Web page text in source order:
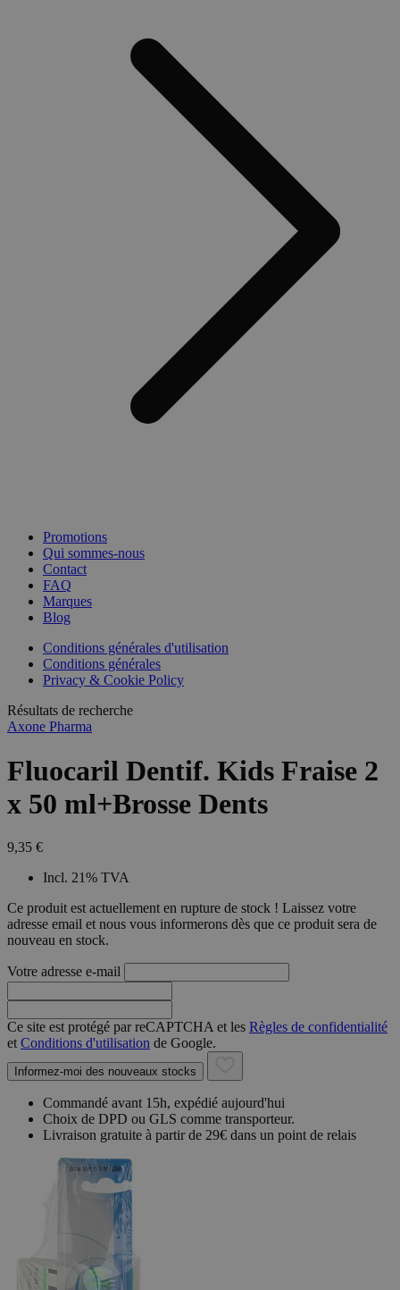
Promotions
Qui sommes-nous
Contact
FAQ
Marques
Blog
Conditions générales d'utilisation
Conditions générales
Privacy & Cookie Policy
Résultats de recherche
Axone Pharma
Fluocaril Dentif. Kids Fraise 2
x 50 ml+Brosse Dents
9,35 €
Incl. 21% TVA
Ce produit est actuellement en rupture de stock ! Laissez votre
adresse email et nous vous informerons dès que ce produit sera de
nouveau en stock.
Votre adresse e-mail
Ce site est protégé par reCAPTCHA et les Règles de confidentialité
et Conditions d'utilisation de Google.
Informez-moi des nouveaux stocks
Commandé avant 15h, expédié aujourd'hui
Choix de DPD ou GLS comme transporteur.
Livraison gratuite à partir de 29€ dans un point de relais